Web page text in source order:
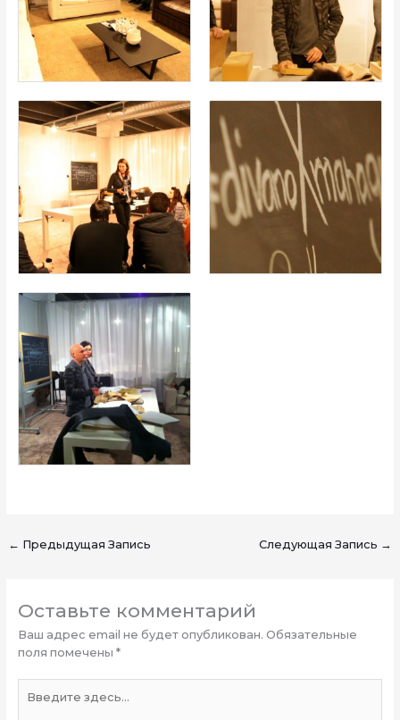
← Предыдущая Запись Следующая Запись →
Оставьте комментарий
Ваш адрес email не будет опубликован. Обязательные
поля помечены *
здесь...